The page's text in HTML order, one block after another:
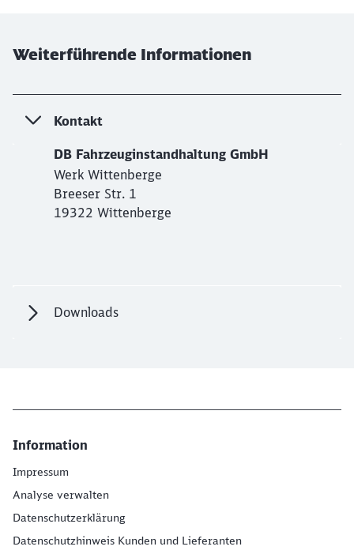
Weiterführende Informationen
Kontakt
DB Fahrzeuginstandhaltung GmbH
Werk Wittenberge
Breeser Str. 1
19322 Wittenberge
Downloads
Information
Impressum
Analyse verwalten
Datenschutzerklärung
Datenschutzhinweis Kunden und Lieferanten